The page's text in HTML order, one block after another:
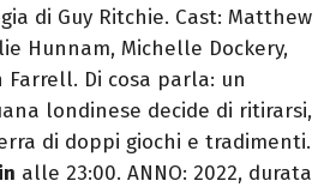
di Guy Ritchie. Cast: Matthew
Hunnam, Michelle Dockery,
Farrell. Di cosa parla: un
londinese decide di ritirarsi,
di doppi giochi e tradimenti.
alle 23:00. ANNO: 2022, durata